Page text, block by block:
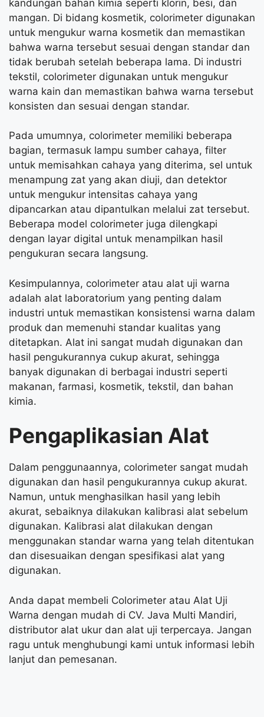
kandungan bahan kimia seperti klorin, besi, dan
mangan. Di bidang kosmetik, colorimeter digunakan
untuk mengukur warna kosmetik dan memastikan
bahwa warna tersebut sesuai dengan standar dan
tidak berubah setelah beberapa lama. Di industri
tekstil, colorimeter digunakan untuk mengukur
warna kain dan memastikan bahwa warna tersebut
konsisten dan sesuai dengan standar.
Pada umumnya, colorimeter memiliki beberapa
bagian, termasuk lampu sumber cahaya, filter
untuk memisahkan cahaya yang diterima, sel untuk
menampung zat yang akan diuji, dan detektor
untuk mengukur intensitas cahaya yang
dipancarkan atau dipantulkan melalui zat tersebut.
Beberapa model colorimeter juga dilengkapi
dengan layar digital untuk menampilkan hasil
pengukuran secara langsung.
Kesimpulannya, colorimeter atau alat uji warna
adalah alat laboratorium yang penting dalam
industri untuk memastikan konsistensi warna dalam
produk dan memenuhi standar kualitas yang
ditetapkan. Alat ini sangat mudah digunakan dan
hasil pengukurannya cukup akurat, sehingga
banyak digunakan di berbagai industri seperti
makanan, farmasi, kosmetik, tekstil, dan bahan
kimia.
Pengaplikasian Alat
Dalam penggunaannya, colorimeter sangat mudah
digunakan dan hasil pengukurannya cukup akurat.
Namun, untuk menghasilkan hasil yang lebih
akurat, sebaiknya dilakukan kalibrasi alat sebelum
digunakan. Kalibrasi alat dilakukan dengan
menggunakan standar warna yang telah ditentukan
dan disesuaikan dengan spesifikasi alat yang
digunakan.
Anda dapat membeli Colorimeter atau Alat Uji
Warna dengan mudah di CV. Java Multi Mandiri,
distributor alat ukur dan alat uji terpercaya. Jangan
ragu untuk menghubungi kami untuk informasi lebih
lanjut dan pemesanan.